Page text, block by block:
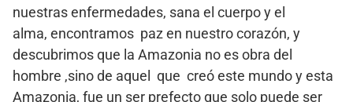
nuestras enfermedades, sana el cuerpo y el
alma, encontramos paz en nuestro corazón, y
descubrimos que la Amazonia no es obra del
hombre ,sino de aquel que creó este mundo y esta
Amazonia, fue un ser prefecto que solo puede ser